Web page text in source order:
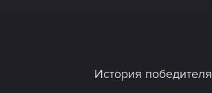
История победителя